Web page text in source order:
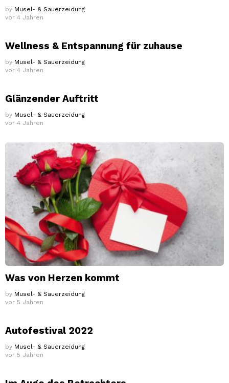
by Musel- & Sauerzeidung
vor 4 Jahren
Wellness & Entspannung für zuhause
by Musel- & Sauerzeidung
vor 4 Jahren
Glänzender Auftritt
by Musel- & Sauerzeidung
vor 4 Jahren
Was von Herzen kommt
by Musel- & Sauerzeidung
vor 5 Jahren
Autofestival 2022
by Musel- & Sauerzeidung
vor 5 Jahren